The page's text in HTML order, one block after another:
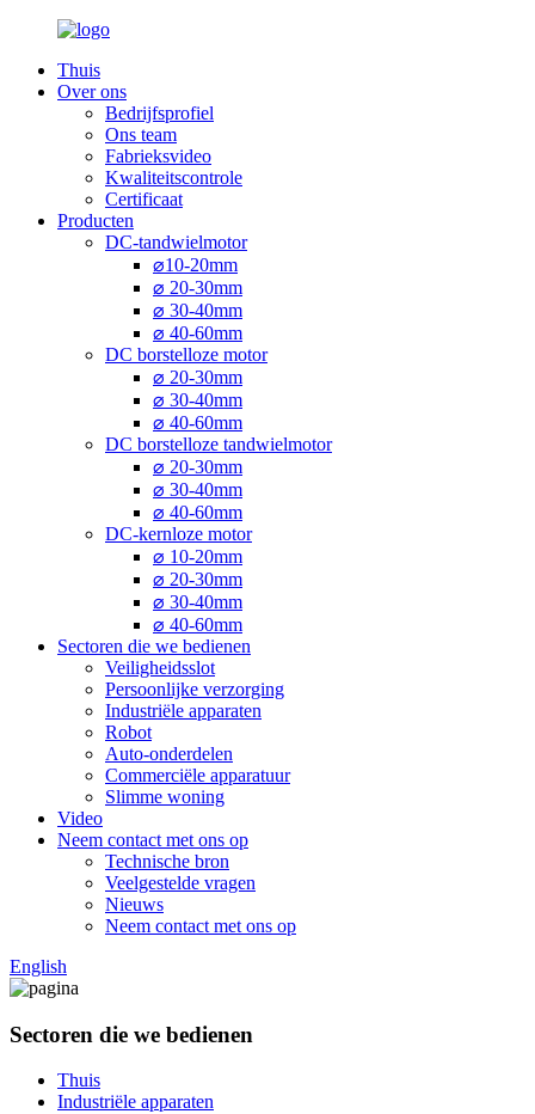
Thuis
Over ons
Bedrijfsprofiel
Ons team
Fabrieksvideo
Kwaliteitscontrole
Certificaat
Producten
DC-tandwielmotor
⌀10-20mm
⌀ 20-30mm
⌀ 30-40mm
⌀ 40-60mm
DC borstelloze motor
⌀ 20-30mm
⌀ 30-40mm
⌀ 40-60mm
DC borstelloze tandwielmotor
⌀ 20-30mm
⌀ 30-40mm
⌀ 40-60mm
DC-kernloze motor
⌀ 10-20mm
⌀ 20-30mm
⌀ 30-40mm
⌀ 40-60mm
Sectoren die we bedienen
Veiligheidsslot
Persoonlijke verzorging
Industriële apparaten
Robot
Auto-onderdelen
Commerciële apparatuur
Slimme woning
Video
Neem contact met ons op
Technische bron
Veelgestelde vragen
Nieuws
Neem contact met ons op
English
Sectoren die we bedienen
Thuis
Industriële apparaten